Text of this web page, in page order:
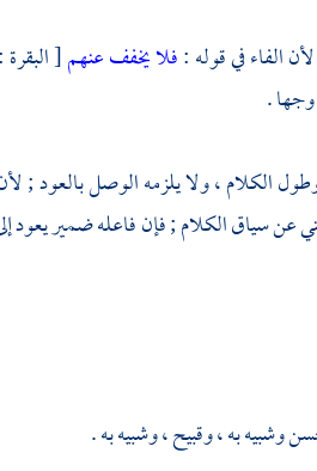
فلا يخفف عنهم
.
الكلام ، ولا يلزمه الوصل بالعود ;
] لا يستغني عن سياق الكلام ; فإن فاعله ضمير يعود
وشبيه به ، وقبيح ، وشبيه به .